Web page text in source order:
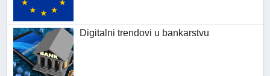
Digitalni trendovi u bankarstvu